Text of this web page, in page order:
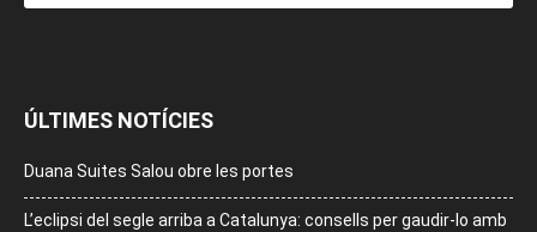
ÚLTIMES NOTÍCIES
Duana Suites Salou obre les portes
L’eclipsi del segle arriba a Catalunya: consells per gaudir-lo amb